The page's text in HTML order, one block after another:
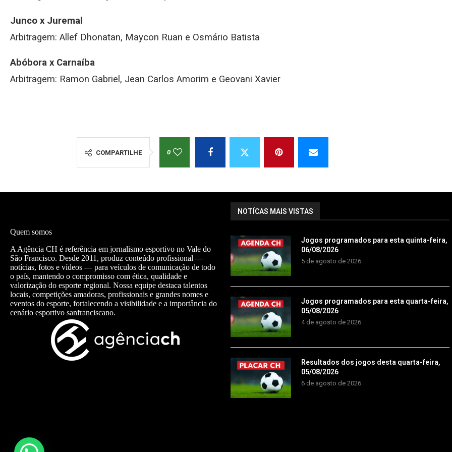
Junco x Juremal
Arbitragem: Allef Dhonatan, Maycon Ruan e Osmário Batista
Abóbora x Carnaíba
Arbitragem: Ramon Gabriel, Jean Carlos Amorim e Geovani Xavier
COMPARTILHE 0
Quem somos
A Agência CH é referência em jornalismo esportivo no Vale do
São Francisco. Desde 2011, produz conteúdo profissional —
notícias, fotos e vídeos — para veículos de comunicação de todo
o país, mantendo o compromisso com ética, qualidade e
valorização do esporte regional. Nossa equipe destaca talentos
locais, competições amadoras, profissionais e grandes nomes e
eventos do esporte, fortalecendo a visibilidade e a importância do
cenário esportivo sanfranciscano.
NOTÍCAS MAIS VISTAS
Jogos programados para esta quinta-feira,
06/08/2026
5 de agosto de 2026
Jogos programados para esta quarta-feira,
05/08/2026
4 de agosto de 2026
Resultados dos jogos desta quarta-feira,
05/08/2026
6 de agosto de 2026